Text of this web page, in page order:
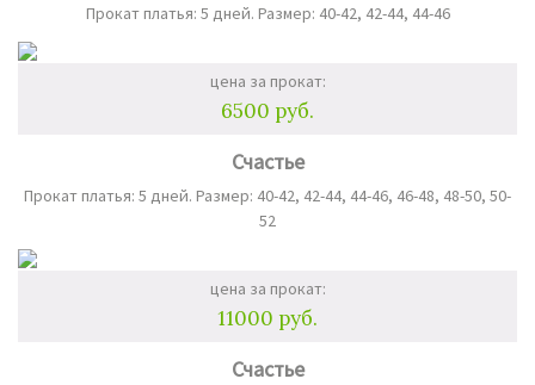
Прокат платья: 5 дней. Размер: 40-42, 42-44, 44-46
цена за прокат:
6500 руб.
Счастье
Прокат платья: 5 дней. Размер: 40-42, 42-44, 44-46, 46-48, 48-50, 50-
52
цена за прокат:
11000 руб.
Счастье